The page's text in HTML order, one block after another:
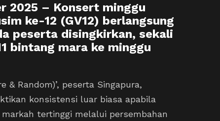
2025 – Konsert minggu
ke-12 (GV12) berlangsung
peserta disingkirkan, sekali
bintang mara ke minggu
& Random)’, peserta Singapura,
konsistensi luar biasa apabila
tertinggi melalui persembahan